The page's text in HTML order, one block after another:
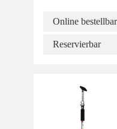
Online bestellbar
Reservierbar